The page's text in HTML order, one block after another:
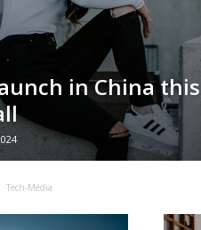
in China this
Tech-Média